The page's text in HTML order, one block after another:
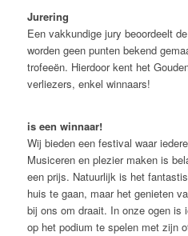
Jurering
Een vakkundige jury beoordeelt
worden geen punten bekend
trofeeën. Hierdoor kent het
verliezers, enkel winnaars!
is een winnaar!
Wij bieden een festival waar
Musiceren en plezier maken is
een prijs. Natuurlijk is het
huis te gaan, maar het genieten
bij ons om draait. In onze ogen is
op het podium te spelen met zijn